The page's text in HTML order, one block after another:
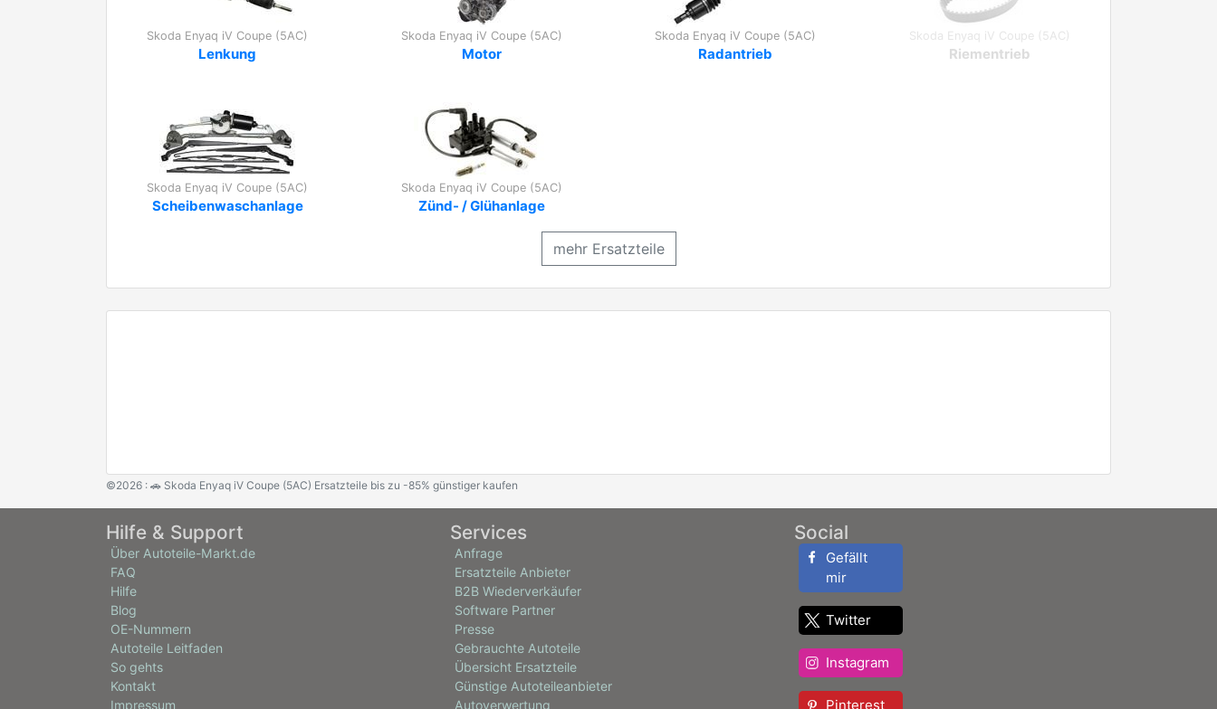
Skoda Enyaq iV Coupe (5AC)
Lenkung
Skoda Enyaq iV Coupe (5AC)
Motor
Skoda Enyaq iV Coupe (5AC)
Radantrieb
Skoda Enyaq iV Coupe (5AC)
Riementrieb
Skoda Enyaq iV Coupe (5AC)
Scheibenwaschanlage
Skoda Enyaq iV Coupe (5AC)
Zünd- / Glühanlage
mehr Ersatzteile
©2026 : 🚗 Skoda Enyaq iV Coupe (5AC) Ersatzteile bis zu -85% günstiger kaufen
Hilfe & Support
Über Autoteile-Markt.de
FAQ
Hilfe
Blog
OE-Nummern
Autoteile Leitfaden
So gehts
Kontakt
Impressum
Services
Anfrage
Ersatzteile Anbieter
B2B Wiederverkäufer
Software Partner
Presse
Gebrauchte Autoteile
Übersicht Ersatzteile
Günstige Autoteileanbieter
Autoverwertung
Social
Gefällt
mir
Twitter
Instagram
Pinterest